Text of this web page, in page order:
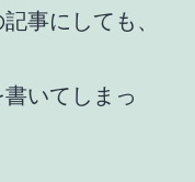
事にしても、
書いてしまっ